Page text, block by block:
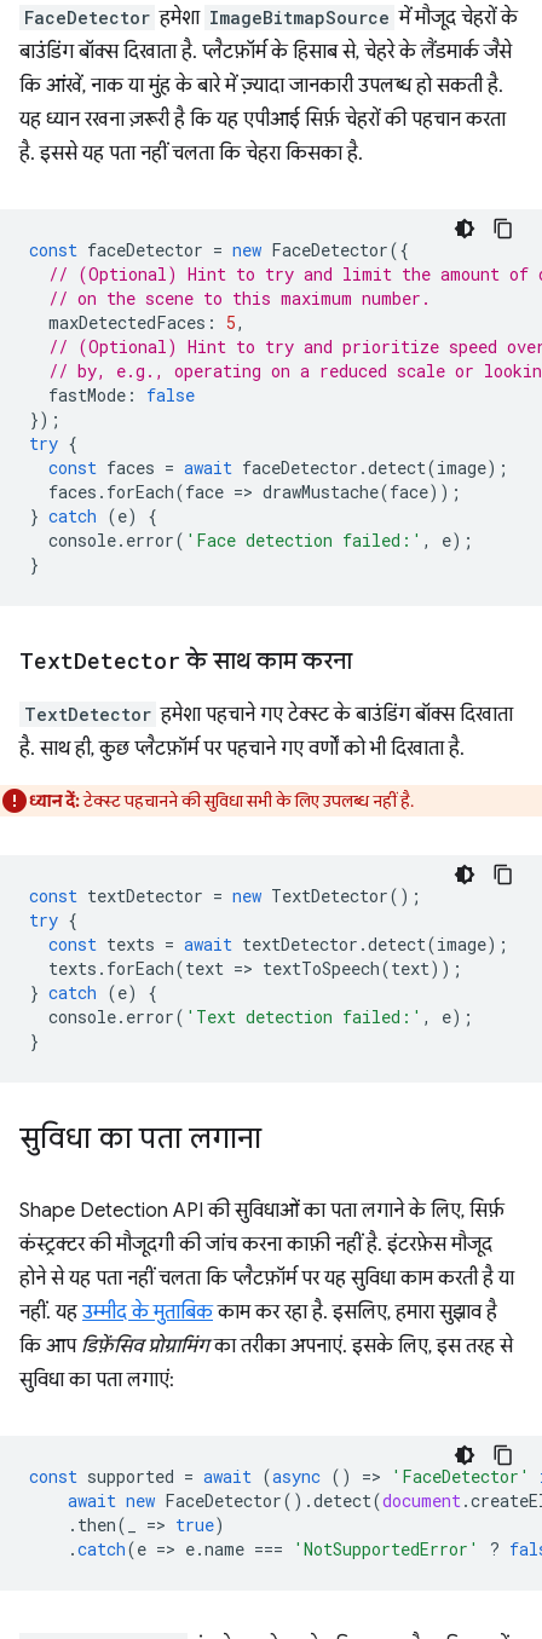
FaceDetector हमेशा ImageBitmapSource में मौजूद चेहरों के
बाउंडिंग बॉक्स दिखाता है. प्लैटफ़ॉर्म के हिसाब से, चेहरे के लैंडमार्क जैसे
कि आंखें, नाक या मुंह के बारे में ज़्यादा जानकारी उपलब्ध हो सकती है.
यह ध्यान रखना ज़रूरी है कि यह एपीआई सिर्फ़ चेहरों की पहचान करता
है. इससे यह पता नहीं चलता कि चेहरा किसका है.
const faceDetector = new FaceDetector({
// (Optional) Hint to try and limit the amount of
// on the scene to this maximum number.
maxDetectedFaces : 5,
// (Optional) Hint to try and prioritize speed over
// by, e.g., operating on a reduced scale or
fastMode :
false
});
try {
const faces = await faceDetector .detect(image);
faces . forEach(face => drawMustache(face));
} catch (e)
{
console. error( 'Face detection failed:' , e);
}
TextDetector के साथ काम करना
TextDetector हमेशा पहचाने गए टेक्स्ट के बाउंडिंग बॉक्स दिखाता
है. साथ ही, कुछ प्लैटफ़ॉर्म पर पहचाने गए वर्णों को भी दिखाता है.
ध्यान दें:टेक्स्ट पहचानने की सुविधा सभी के लिए उपलब्ध नहीं है.
const textDetector = new TextDetector();
try {
const texts = await textDetector .detect(image);
texts . forEach(text => textToSpeech(text));
} catch (e)
{
console. error( 'Text detection failed:' , e);
}
सुविधा का पता लगाना
Shape Detection API की सुविधाओं का पता लगाने के लिए, सिर्फ़
कंस्ट्रक्टर की मौजूदगी की जांच करना काफ़ी नहीं है. इंटरफ़ेस मौजूद
होने से यह पता नहीं चलता कि प्लैटफ़ॉर्म पर यह सुविधा काम करती है या
नहीं. यह उम्मीद के मुताबिककाम कर रहा है. इसलिए, हमारा सुझाव है
कि आप डिफ़ेंसिव प्रोग्रामिंगका तरीका अपनाएं. इसके लिए, इस तरह से
सुविधा का पता लगाएं:
const supported = await (async () => 'FaceDetector'
await new FaceDetector().detect(document.
. then( => true)
.catch(e => e.name === 'NotSupportedError' ?